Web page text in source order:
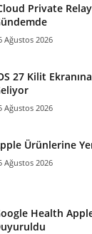
Private Relay
Ağustos 2026
27 Kilit
Ağustos 2026
Ürünlerine
Ağustos 2026
Health